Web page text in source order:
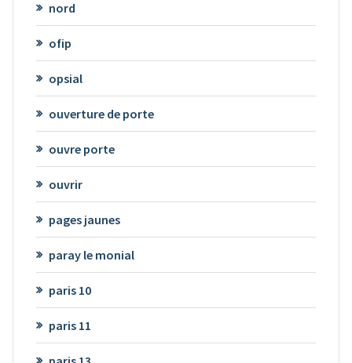
nord
ofip
opsial
ouverture de porte
ouvre porte
ouvrir
pages jaunes
paray le monial
paris 10
paris 11